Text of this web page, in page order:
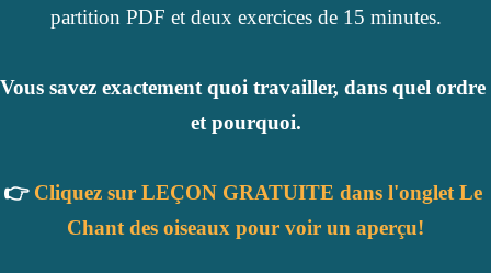
partition PDF et deux exercices de 15 minutes.
Vous savez exactement quoi travailler, dans quel ordre
et pourquoi.
👉 Cliquez sur LEÇON GRATUITE dans l'onglet Le
Chant des oiseaux pour voir un aperçu!